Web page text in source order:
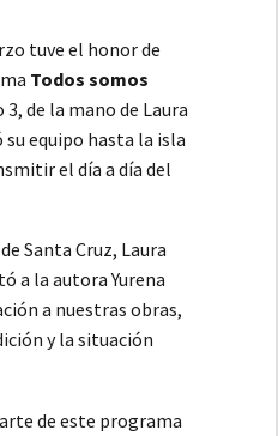
tuve el honor de
Todos somos
3, de la mano de Laura
equipo hasta la isla
el día a día del
Santa Cruz, Laura
a la autora Yurena
a nuestras obras,
y la situación
de este programa